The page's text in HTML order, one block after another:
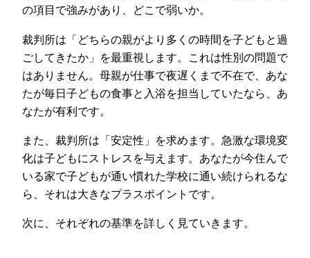
の項目で強みがあり、どこで弱いか。
裁判所は「どちらの親がより多くの時間を子どもと過
ごしてきたか」を最重視します。これは性別の問題で
はありません。母親が仕事で夜遅くまで不在で、あな
たが毎日子どもの食事と入浴を担当していたなら、あ
なたが有利です。
また、裁判所は「安定性」を求めます。急激な環境変
化は子どもにストレスを与えます。あなたが今住んで
いる家で子どもが通い慣れた学校に通い続けられるな
ら、それは大きなプラスポイントです。
次に、それぞれの基準を詳しく見ていきます。